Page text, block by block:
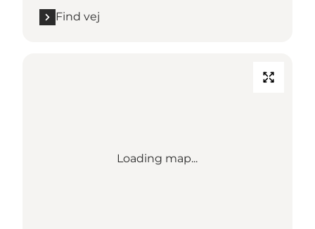
Find vej
Loading map...